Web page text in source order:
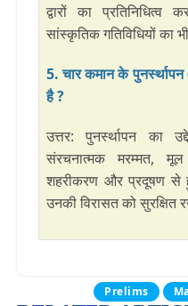
द्वारों का
सांस्कृतिक गतिविधियों का
5. चार कमान के
है ?
उत्तर: पुनर्स्थापन का
संरचनात्मक मरम्मत,
शहरीकरण और प्रदूषण से
उनकी विरासत को सुरक्षित
Prelims